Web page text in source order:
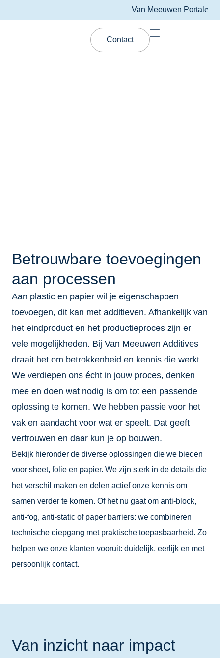
Van Meeuwen Portal
Contact
Betrouwbare toevoegingen
aan processen
Aan plastic en papier wil je eigenschappen
toevoegen, dit kan met additieven. Afhankelijk van
het eindproduct en het productieproces zijn er
vele mogelijkheden. Bij Van Meeuwen Additives
draait het om betrokkenheid en kennis die werkt.
We verdiepen ons écht in jouw proces, denken
mee en doen wat nodig is om tot een passende
oplossing te komen. We hebben passie voor het
vak en aandacht voor wat er speelt. Dat geeft
vertrouwen en daar kun je op bouwen.
Bekijk hieronder de diverse oplossingen die we bieden
voor sheet, folie en papier. We zijn sterk in de details die
het verschil maken en delen actief onze kennis om
samen verder te komen. Of het nu gaat om anti-block,
anti-fog, anti-static of paper barriers: we combineren
technische diepgang met praktische toepasbaarheid. Zo
helpen we onze klanten vooruit: duidelijk, eerlijk en met
persoonlijk contact.
Van inzicht naar impact